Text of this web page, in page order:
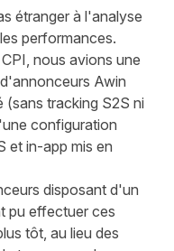
étranger à l'analyse
performances.
nous avions une
Awin
(sans tracking S2S ni
configuration
et in-app mis en
disposant d'un
pu effectuer ces
tôt, au lieu des